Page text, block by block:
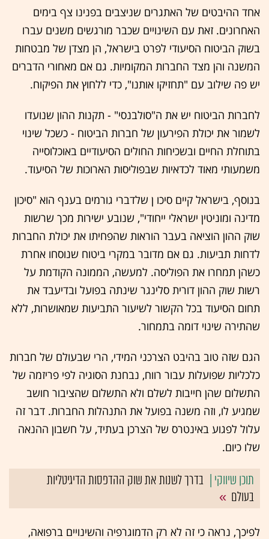
אחד ההיבטים של האתגרים שניצבים בפנינו צף בימים
האחרונים. זאת עם השינויים שכבר מורגשים משנים עברו
בשוק הביטוח הסיעודי לפרט בישראל, הן מצדן של מבטחות
המשנה והן מצד החברות המקומיות. גם אם מאחורי הדברים
יש פה שילוב עם "תחזיקו אותנו", כדי ללחוץ את הפיקוח.
לחברות הביטוח יש את ה"סולבנסי" - תקנות ההון שנועדו
לשמור את יכולת הפירעון של חברות הביטוח - כשכל שינוי
בתוחלת החיים ובשכיחות החולים הסיעודיים באוכלוסייה
משמעותי מאוד לכדאיות שבפוליסות הארוכות של הסיעוד.
בנוסף, בישראל קיים סיכו ן שלדברי גורמים בענף הוא "סיכון
מדינה ומוניטין ישראלי ייחודי", שנובע ישירות מכך שרשות
שוק ההון הוציאה בעבר הוראות שהפחיתו את יכולת החברות
לדחות תביעות. גם אם מדובר במקרי ביטוח שנוסחו אחרת
כשהן תמחרו את הפוליסה. למעשה, הממונה הקודמת על
רשות שוק ההון דורית סלינגר שינתה בפועל ובדיעבד את
תחום הסיעוד בכל הקשור לשיעור התביעות שמאושרות, ללא
שהתירה שינוי דומה בתמחור.
הגם שזה טוב בהיבט הצרכני המידי, הרי שבעולם של חברות
כלכליות שפועלות עבור רווח, נבחנת הסוגיה לפי פריזמה של
התשלום שהן חייבות לשלם ולא התשלום שהציבור חושב
שמגיע לו, וזה משנה בפועל את התנהלות החברות. דבר זה
עלול לפגוע באינטרס של הצרכן בעתיד, על חשבון ההנאה
שלו כיום.
בדרך לשנות את שוק ההדפסות הדיגיטליות
בעולם
לפיכך, נראה כי זה לא רק הדמוגרפיה והשינויים ברפואה,